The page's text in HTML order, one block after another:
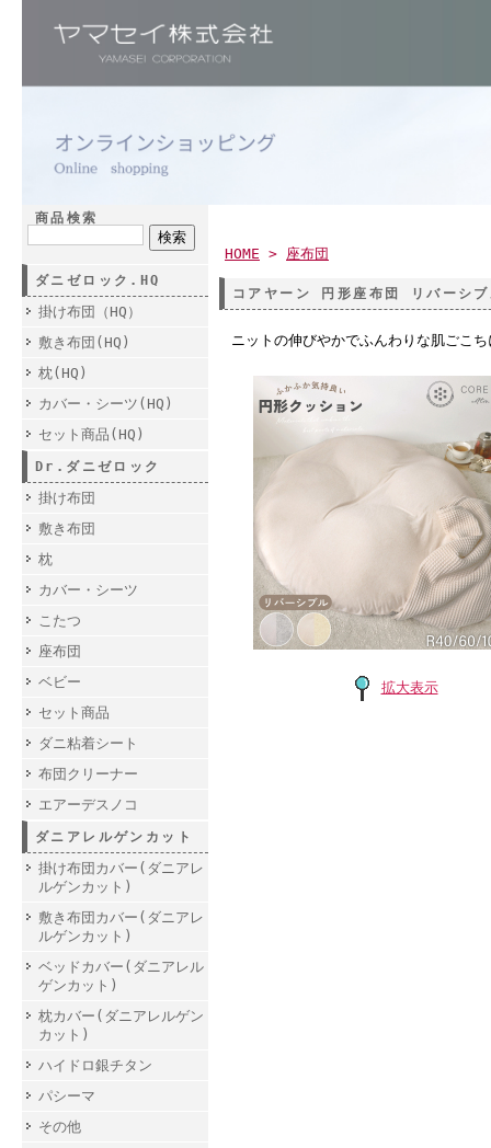
商品検索
ダニゼロック.HQ
掛け布団（HQ）
敷き布団(HQ)
枕(HQ)
カバー・シーツ(HQ)
セット商品(HQ)
Dr.ダニゼロック
掛け布団
敷き布団
枕
カバー・シーツ
こたつ
座布団
ベビー
セット商品
ダニ粘着シート
布団クリーナー
エアーデスノコ
ダニアレルゲンカット
掛け布団カバー(ダニアレ
ルゲンカット)
敷き布団カバー(ダニアレ
ルゲンカット)
ベッドカバー(ダニアレル
ゲンカット)
枕カバー(ダニアレルゲン
カット)
ハイドロ銀チタン
パシーマ
その他
HOME > 座布団
コアヤーン 円形座布団 リバーシ
ニットの伸びやかでふんわりな肌ごこ
拡大表示